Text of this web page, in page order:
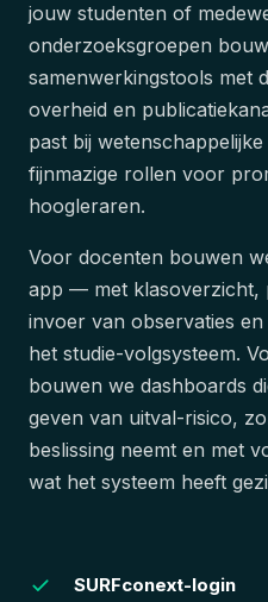
jouw studenten of
onderzoeksgroepen
samenwerkingstools met
overheid en
past bij
fijnmazige rollen voor
hoogleraren.
Voor docenten bouwen
app — met klasoverzicht,
invoer van observaties
het studie-volgsysteem.
bouwen we dashboards
geven van uitval-risico,
beslissing neemt en met
wat het systeem heeft
SURFconext-login